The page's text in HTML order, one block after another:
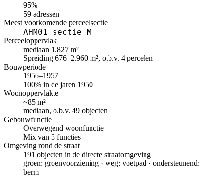
95%
59 adressen
Meest voorkomende perceelsectie
AHM01 sectie M
Perceeloppervlak
mediaan 1.827 m²
Spreiding 676–2.960 m², o.b.v. 4 percelen
Bouwperiode
1956–1957
100% in de jaren 1950
Woonoppervlakte
~85 m²
mediaan, o.b.v. 49 objecten
Gebouwfunctie
Overwegend woonfunctie
Mix van 3 functies
Omgeving rond de straat
191 objecten in de directe straatomgeving
groen: groenvoorziening · weg: voetpad · ondersteunend:
berm